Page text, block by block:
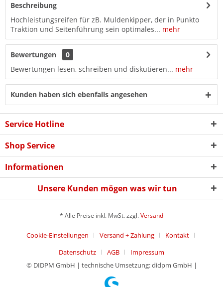
Beschreibung
Hochleistungsreifen für zB. Muldenkipper, der in Punkto
Traktion und Seitenführung sein optimales... mehr
Bewertungen
0
Bewertungen lesen, schreiben und diskutieren... mehr
Kunden haben sich ebenfalls angesehen
Service Hotline
Shop Service
Informationen
Unsere Kunden mögen was wir tun
* Alle Preise inkl. MwSt. zzgl.Versand
Cookie-Einstellungen Versand + Zahlung
Kontakt
Datenschutz
AGB
Impressum
© DIDPM GmbH | technische Umsetzung: didpm GmbH |